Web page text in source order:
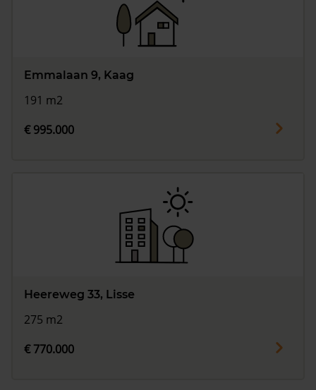
Emmalaan 9, Kaag
191 m2
€ 995.000
Heereweg 33, Lisse
275 m2
€ 770.000